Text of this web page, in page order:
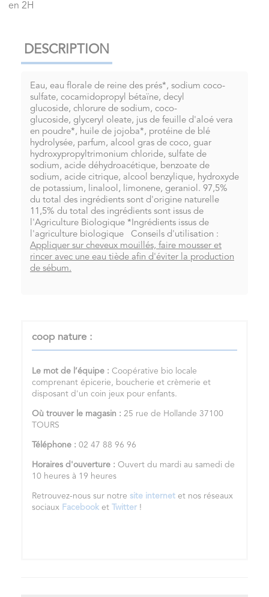
en 2H
DESCRIPTION
Eau, eau florale de reine des prés*, sodium coco-
sulfate, cocamidopropyl bétaïne, decyl
glucoside, chlorure de sodium, coco-
glucoside, glyceryl oleate, jus de feuille d'aloé vera
en poudre*, huile de jojoba*, protéine de blé
hydrolysée, parfum, alcool gras de coco, guar
hydroxypropyltrimonium chloride, sulfate de
sodium, acide déhydroacétique, benzoate de
sodium, acide citrique, alcool benzylique, hydroxyde
de potassium, linalool, limonene, geraniol. 97,5%
du total des ingrédients sont d'origine naturelle
11,5% du total des ingrédients sont issus de
l'Agriculture Biologique *Ingrédients issus de
l'agriculture biologique Conseils d'utilisation :
Appliquer sur cheveux mouillés, faire mousser et
rincer avec une eau tiède afin d'éviter la production
de sébum.
coop nature :
Le mot de l’équipe : Coopérative bio locale
comprenant épicerie, boucherie et crèmerie et
disposant d'un coin jeux pour enfants.
Où trouver le magasin : 25 rue de Hollande 37100
TOURS
Téléphone : 02 47 88 96 96
Horaires d'ouverture : Ouvert du mardi au samedi de
10 heures à 19 heures
Retrouvez-nous sur notre site internet et nos réseaux
sociaux Facebook et Twitter !